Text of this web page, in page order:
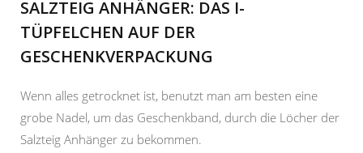
SALZTEIG ANHÄNGER: DAS I-
TÜPFELCHEN AUF DER
GESCHENKVERPACKUNG
Wenn alles getrocknet ist, benutzt man am besten eine
grobe Nadel, um das Geschenkband, durch die Löcher der
Salzteig Anhänger zu bekommen.